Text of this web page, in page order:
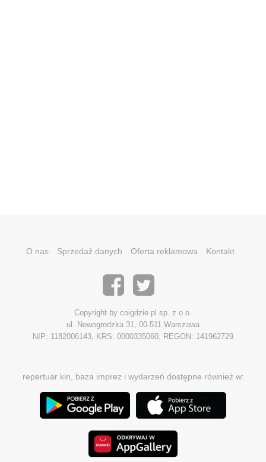
O nas Sprzedaż danych Oferta reklamowa Kontakt
Copyright by coigdzie.pl sp. z o.o.
ul. Nowogrodzka 31, 00-511 Warszawa
NIP: 1182006143, KRS: 0000335060, REGON: 141962729
repertuar kin, baza imprez i wydarzeń dostępne również w: